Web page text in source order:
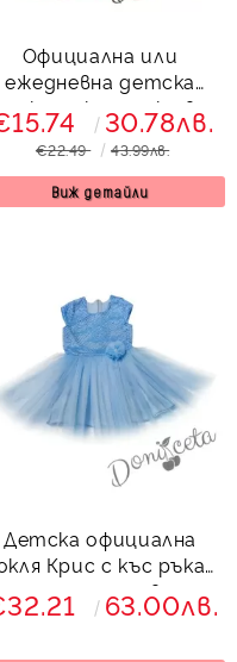
Официална или
ежедневна детска
рокля с къдрички в
пепел от рози
30.78лв.
€22.49 43.99лв.
Виж детайли
Детска официална
Крис с къс ръкав
с дантела в
и тюл
63.00лв.